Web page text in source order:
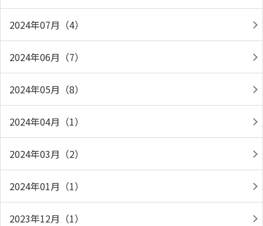
2024年07月（4）
2024年06月（7）
2024年05月（8）
2024年04月（1）
2024年03月（2）
2024年01月（1）
2023年12月（1）